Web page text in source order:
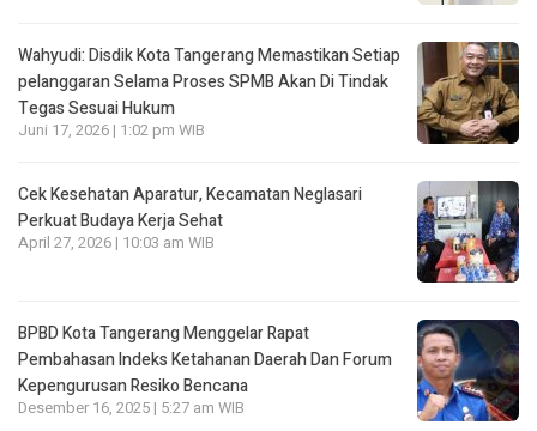
Wahyudi: Disdik Kota Tangerang Memastikan Setiap
pelanggaran Selama Proses SPMB Akan Di Tindak
Tegas Sesuai Hukum
Juni 17, 2026 | 1:02 pm WIB
Cek Kesehatan Aparatur, Kecamatan Neglasari
Perkuat Budaya Kerja Sehat
April 27, 2026 | 10:03 am WIB
BPBD Kota Tangerang Menggelar Rapat
Pembahasan lndeks Ketahanan Daerah Dan Forum
Kepengurusan Resiko Bencana
Desember 16, 2025 | 5:27 am WIB